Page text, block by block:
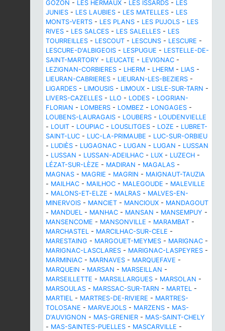
GOZON - LES HERMAUX - LES ISSARDS - LES
JUNIES - LES LAUBIES - LES MATELLES - LES
MONTS-VERTS - LES PLANS - LES PUJOLS - LES
RIVES - LES SALCES - LES SALELLES - LES
TOURREILLES - LESCOUT - LESCUNS - LESCURE -
LESCURE-D'ALBIGEOIS - LESPUGUE - LESTELLE-DE-
SAINT-MARTORY - LEUCATE - LEVIGNAC -
LEZIGNAN-CORBIERES - LHERM - LHERM - LIAS -
LIEURAN-CABRIERES - LIEURAN-LES-BEZIERS -
LIGARDES - LIMOUSIS - LIMOUX - LISLE-SUR-TARN -
LIVERS-CAZELLES - LLO - LODES - LOGRIAN-
FLORIAN - LOMBERS - LOMBEZ - LONGAGES -
LOUBENS-LAURAGAIS - LOUBERS - LOUDENVIELLE
- LOUIT - LOUPIAC - LOUSLITGES - LOZE - LUBRET-
SAINT-LUC - LUC-LA-PRIMAUBE - LUC-SUR-ORBIEU
- LUDIÈS - LUGAGNAC - LUGAN - LUGAN - LUSSAN
- LUSSAN - LUSSAN-ADEILHAC - LUX - LUZECH -
LÉZAT-SUR-LÈZE - MADIRAN - MAGALAS -
MAGNAS - MAGRIE - MAGRIN - MAIGNAUT-TAUZIA
- MAILHAC - MAILHOC - MALEGOUDE - MALEVILLE
- MALONS-ET-ELZE - MALRAS - MALVES-EN-
MINERVOIS - MANCIET - MANCIOUX - MANDAGOUT
- MANDUEL - MANHAC - MANSAN - MANSEMPUY -
MANSENCOME - MANSONVILLE - MARAMBAT -
MARCHASTEL - MARCILHAC-SUR-CELE -
MARESTAING - MARGOUET-MEYMES - MARIGNAC -
MARIGNAC-LASCLARES - MARIGNAC-LASPEYRES -
MARMINIAC - MARNAVES - MARQUEFAVE -
MARQUEIN - MARSAN - MARSEILLAN -
MARSEILLETTE - MARSILLARGUES - MARSOLAN -
MARSOULAS - MARSSAC-SUR-TARN - MARTEL -
MARTIEL - MARTRES-DE-RIVIERE - MARTRES-
TOLOSANE - MARVEJOLS - MARZENS - MAS-
D'AUVIGNON - MAS-GRENIER - MAS-SAINT-CHELY
- MAS-SAINTES-PUELLES - MASCARVILLE -